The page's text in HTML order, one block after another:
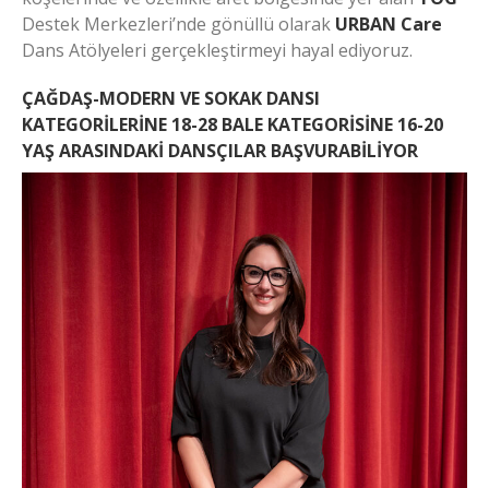
Destek Merkezleri’nde gönüllü olarak URBAN Care
Dans Atölyeleri gerçekleştirmeyi hayal ediyoruz.
ÇAĞDAŞ-MODERN VE SOKAK DANSI
KATEGORİLERİNE 18-28 BALE KATEGORİSİNE 16-20
YAŞ ARASINDAKİ DANSÇILAR BAŞVURABİLİYOR